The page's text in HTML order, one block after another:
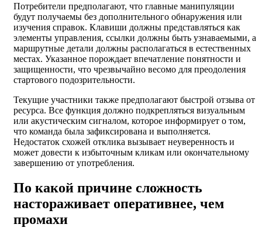
Потребители предполагают, что главные манипуляции
будут получаемы без дополнительного обнаружения или
изучения справок. Клавиши должны представляться как
элементы управления, ссылки должны быть узнаваемыми, а
маршрутные детали должны располагаться в естественных
местах. Указанное порождает впечатление понятности и
защищенности, что чрезвычайно весомо для преодоления
стартового подозрительности.
Текущие участники также предполагают быстрой отзыва от
ресурса. Все функция должно подкрепляться визуальным
или акустическим сигналом, которое информирует о том,
что команда была зафиксирована и выполняется.
Недостаток схожей отклика вызывает неуверенность и
может довести к избыточным кликам или окончательному
завершению от употребления.
По какой причине сложность
настораживает оперативнее, чем
промахи